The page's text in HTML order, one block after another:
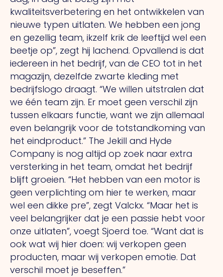
kwaliteitsverbetering en het ontwikkelen van
nieuwe typen uitlaten. We hebben een jong
en gezellig team, ikzelf krik de leeftijd wel een
beetje op”, zegt hij lachend. Opvallend is dat
iedereen in het bedrijf, van de CEO tot in het
magazijn, dezelfde zwarte kleding met
bedrijfslogo draagt. “We willen uitstralen dat
we één team zijn. Er moet geen verschil zijn
tussen elkaars functie, want we zijn allemaal
even belangrijk voor de totstandkoming van
het eindproduct.” The Jekill and Hyde
Company is nog altijd op zoek naar extra
versterking in het team, omdat het bedrijf
blijft groeien. “Het hebben van een motor is
geen verplichting om hier te werken, maar
wel een dikke pre”, zegt Valckx. “Maar het is
veel belangrijker dat je een passie hebt voor
onze uitlaten”, voegt Sjoerd toe. “Want dat is
ook wat wij hier doen: wij verkopen geen
producten, maar wij verkopen emotie. Dat
verschil moet je beseffen.”